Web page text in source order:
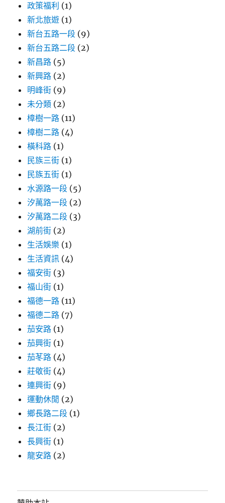
政策福利 (1)
新北旅遊 (1)
新台五路一段 (9)
新台五路二段 (2)
新昌路 (5)
新興路 (2)
明峰街 (9)
未分類 (2)
樟樹一路 (11)
樟樹二路 (4)
橫科路 (1)
民族三街 (1)
民族五街 (1)
水源路一段 (5)
汐萬路一段 (2)
汐萬路二段 (3)
湖前街 (2)
生活娛樂 (1)
生活資訊 (4)
福安街 (3)
福山街 (1)
福德一路 (11)
福德二路 (7)
茄安路 (1)
茄興街 (1)
茄苳路 (4)
莊敬街 (4)
連興街 (9)
運動休閒 (2)
鄉長路二段 (1)
長江街 (2)
長興街 (1)
龍安路 (2)